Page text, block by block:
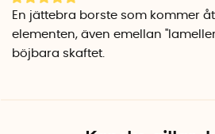
En jättebra borste som kommer
elementen, även emellan
böjbara skaftet.